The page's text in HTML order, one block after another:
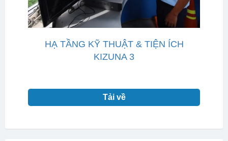
HẠ TẦNG KỸ THUẬT & TIỆN ÍCH
KIZUNA 3
Tải về